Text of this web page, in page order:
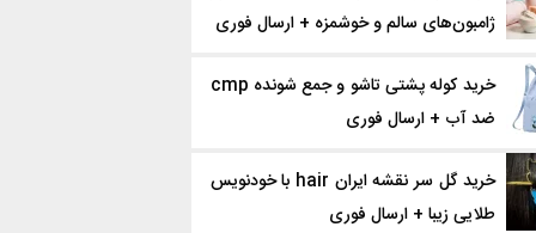
ژامبون‌های سالم و خوشمزه + ارسال فوری
خرید کوله پشتی تاشو و جمع شونده cmp
ضد آب + ارسال فوری
خرید گل سر نقشه ایران hair با خودنویس
طلایی زیبا + ارسال فوری